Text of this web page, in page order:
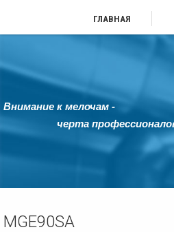
ГЛАВНАЯ
Внимание к мелочам -
черта
MGE90SA